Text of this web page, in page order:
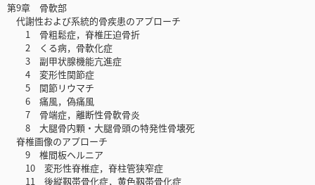
第9章 骨軟部
代謝性および系統的骨疾患のアプローチ
1 骨粗鬆症，脊椎圧迫骨折
2 くる病，骨軟化症
3 副甲状腺機能亢進症
4 変形性関節症
5 関節リウマチ
6 痛風，偽痛風
7 骨端症，離断性骨軟骨炎
8 大腿骨内顆・大腿骨頭の特発性骨壊死
脊椎画像のアプローチ
9 椎間板ヘルニア
10 変形性脊椎症，脊柱管狭窄症
11 後縦靱帯骨化症，黄色靱帯骨化症